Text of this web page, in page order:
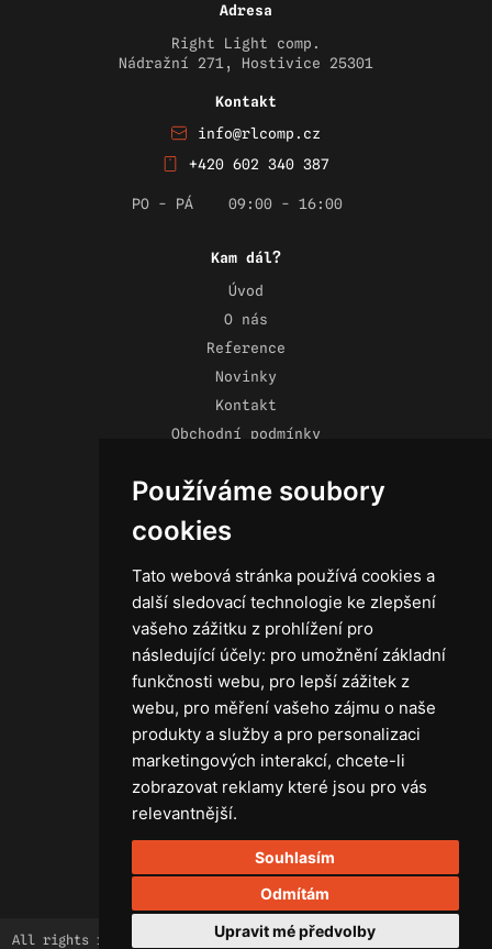
Používáme soubory
cookies
Tato webová stránka používá cookies a
další sledovací technologie ke zlepšení
vašeho zážitku z prohlížení pro
následující účely: pro umožnění základní
funkčnosti webu, pro lepší zážitek z
webu, pro měření vašeho zájmu o naše
produkty a služby a pro personalizaci
marketingových interakcí, chcete-li
zobrazovat reklamy které jsou pro vás
relevantnější.
Souhlasím
Odmítám
Upravit mé předvolby
Adresa
Right Light comp.
Nádražní 271, Hostivice 25301
Kontakt
info@rlcomp.cz
+420 602 340 387
PO - PÁ 09:00 - 16:00
Kam dál?
Úvod
O nás
Reference
Novinky
Kontakt
Obchodní podmínky
Technika
Světla
Příslušenství ke světlům
Osvětlovací technika GRIP
Baterie
Stativy
Lighting control
Ostatní
Rozvaděče a kabely
Spotřební materiál
Z75 MISC. (RŮZNÉ) Accessories
All rights reserved. 2026 Right Light. braincoded by